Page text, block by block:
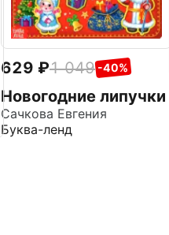
629 1 049 -40%
Новогодние липучки
Сачкова Евгения
Буква-ленд